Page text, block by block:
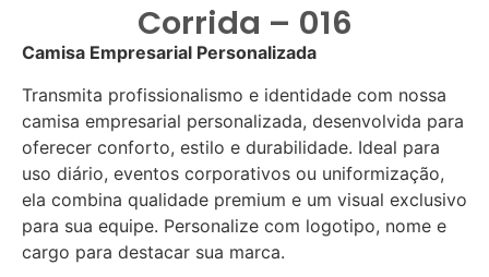
Corrida – 016
Camisa Empresarial Personalizada
Transmita profissionalismo e identidade com nossa
camisa empresarial personalizada, desenvolvida para
oferecer conforto, estilo e durabilidade. Ideal para
uso diário, eventos corporativos ou uniformização,
ela combina qualidade premium e um visual exclusivo
para sua equipe. Personalize com logotipo, nome e
cargo para destacar sua marca.